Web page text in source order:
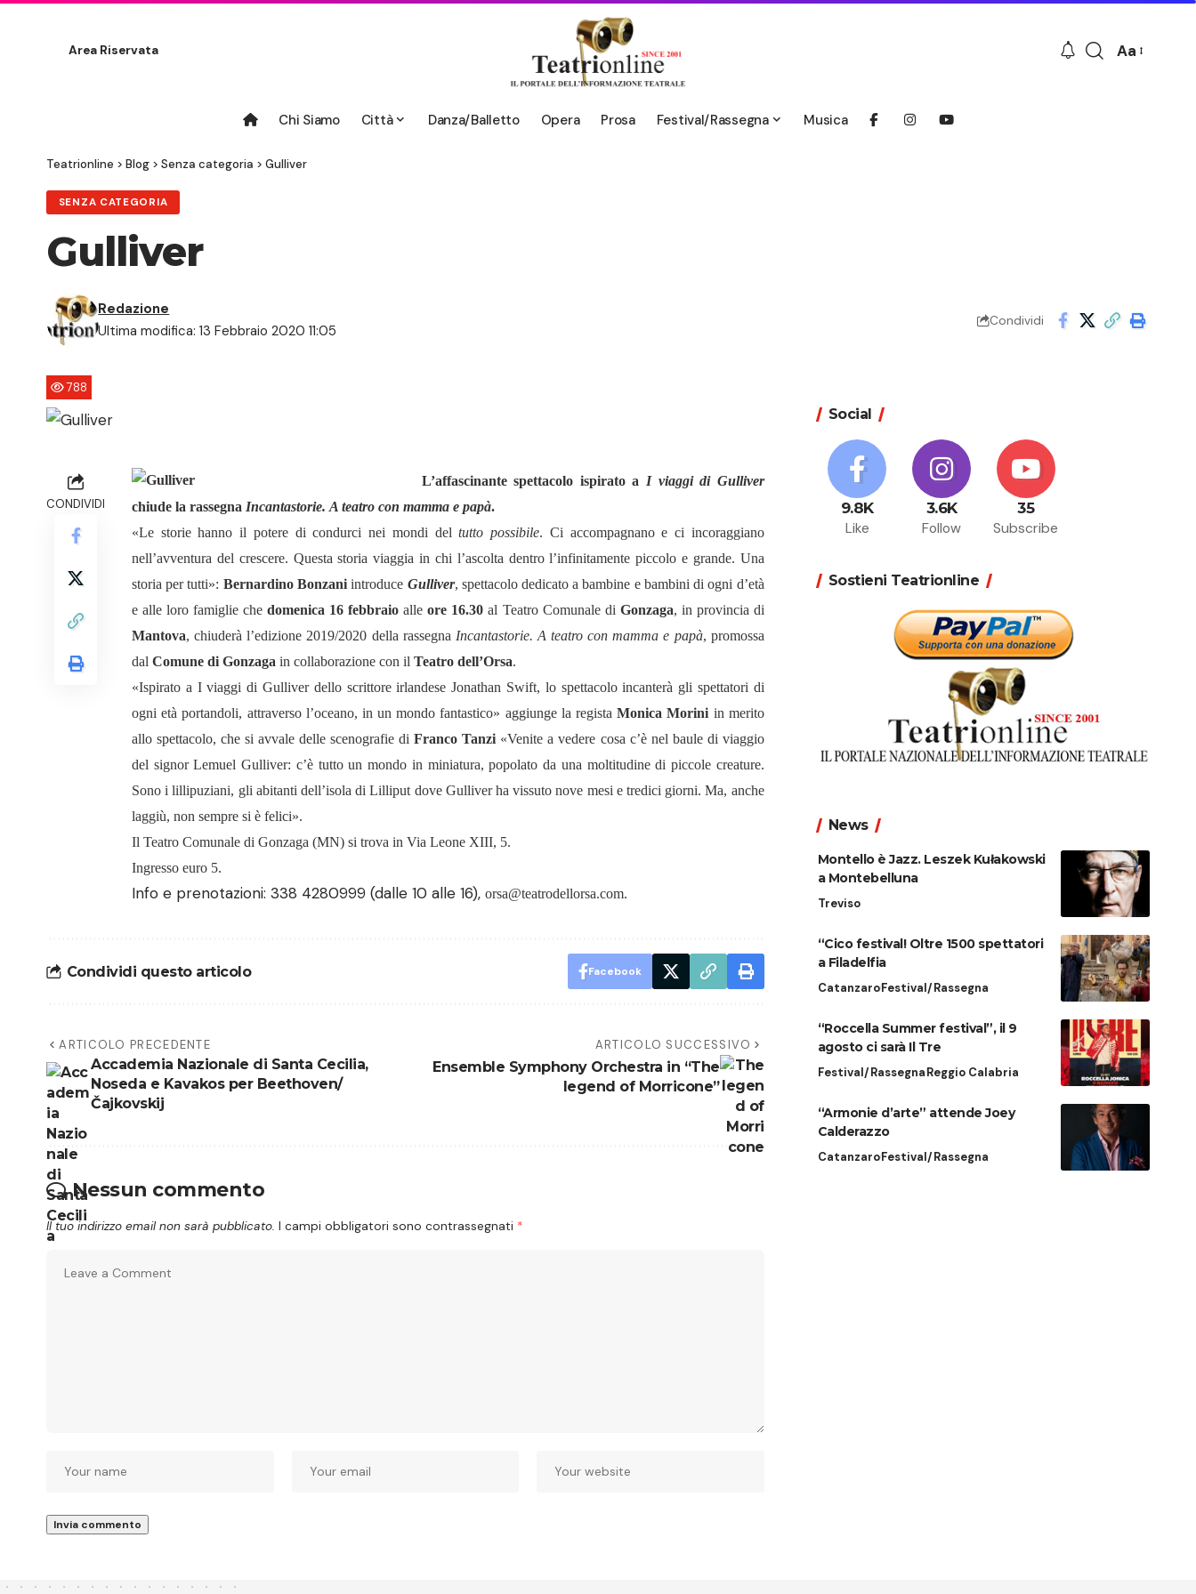
Area Riservata
Font
Aa
Chi Siamo Città Danza/Balletto Opera Prosa Festival/Rassegna Musica
Teatrionline > Blog > Senza categoria > Gulliver
SENZA CATEGORIA
Gulliver
Ultima modifica: 13 Febbraio 2020 11:05
Redazione
Condividi
788
CONDIVIDI
L’affascinante spettacolo ispirato a I viaggi di Gulliver
chiude la rassegna Incantastorie. A teatro con mamma e papà.
«Le storie hanno il potere di condurci nei mondi deltutto possibile. Ci accompagnano e ci incoraggiano
nell’avventura del crescere. Questa storia viaggia in chi l’ascolta dentro l’infinitamente piccolo e grande. Una
storia per tutti»: Bernardino Bonzani introduce Gulliver, spettacolo dedicato a bambine e bambini di ogni d’età
e alle loro famiglie chedomenica 16 febbraioalleore 16.30 al Teatro Comunale di Gonzaga, in provincia di
Mantova, chiuderà l’edizione 2019/2020 della rassegna Incantastorie. A teatro con mamma e papà, promossa
dal Comune di Gonzaga in collaborazione con il Teatro dell’Orsa.
«Ispirato a I viaggi di Gulliver dello scrittore irlandese Jonathan Swift, lo spettacolo incanterà gli spettatori di
ogni età portandoli, attraverso l’oceano, in un mondo fantastico» aggiunge la registaMonica Morini in merito
allo spettacolo, che si avvale delle scenografie diFranco Tanzi «Venite a vedere cosa c’è nel baule di viaggio
del signor Lemuel Gulliver: c’è tutto un mondo in miniatura, popolato da una moltitudine di piccole creature.
Sono i lillipuziani, gli abitanti dell’isola di Lilliput dove Gulliver ha vissuto nove mesi e tredici giorni. Ma, anche
laggiù, non sempre si è felici».
Il Teatro Comunale di Gonzaga (MN) si trova in Via Leone XIII, 5.
Ingresso euro 5.
Info e prenotazioni: 338 4280999 (dalle 10 alle 16), orsa@teatrodellorsa.com.
Condividi questo articolo Facebook
ARTICOLO PRECEDENTE
Accademia Nazionale di Santa Cecilia,
Noseda e Kavakos per Beethoven/
Čajkovskij
ARTICOLO SUCCESSIVO
Ensemble Symphony Orchestra in “The
legend of Morricone”
Nessun commento
Il tuo indirizzo email non sarà pubblicato. I campi obbligatori sono contrassegnati *
Social
9.8K
Like
3.6K
Follow
35
Subscribe
Sostieni Teatrionline
News
Montello è Jazz. Leszek Kułakowski
a Montebelluna
Treviso
“Cico festival! Oltre 1500 spettatori
a Filadelfia
CatanzaroFestival/Rassegna
“Roccella Summer festival”, il 9
agosto ci sarà Il Tre
Festival/RassegnaReggio Calabria
“Armonie d’arte” attende Joey
Calderazzo
CatanzaroFestival/Rassegna